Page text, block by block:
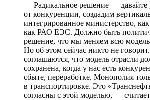
— Радикальное решение — давайте
от конкуренции, создадим
интегрированное министерство,
как РАО ЕЭС. Должно быть
решение, что мы меняем всю модель
Но об этом сейчас никто не
соглашаются, что модель отрасли
сохранена, когда у нас есть
сбыте, переработке. Монополия
в транспортировке. Это
согласны с этой моделью, — считает